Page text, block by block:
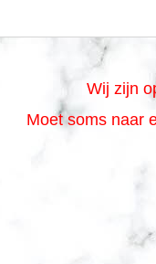
Wij zijn
Moet soms naar